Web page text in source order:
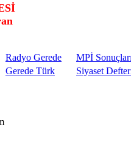
Radyo Gerede
MPİ
Gerede Türk Siyaset